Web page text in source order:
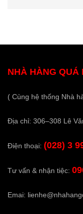
NHÀ HÀNG QUÁ
( Cùng hệ thống Nhà
Địa chỉ: 306–308 Lê
Điện thoại: (028) 3
Tư vấn & nhận tiệc:
Emai: